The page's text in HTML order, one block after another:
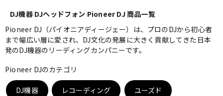
エレキギター
ベース ウクレレ
DJ機器 DJヘッドフォン Pioneer DJ 商品一覧
Pioneer DJ（パイオニアディージェー）は、プロのDJから初心者
まで幅広い層に愛され、DJ文化の発展に大きく貢献してきた日本
発のDJ機器のリーディングカンパニーです。
Pioneer DJのカテゴリ
DJ機器 レコーディング ユーズド